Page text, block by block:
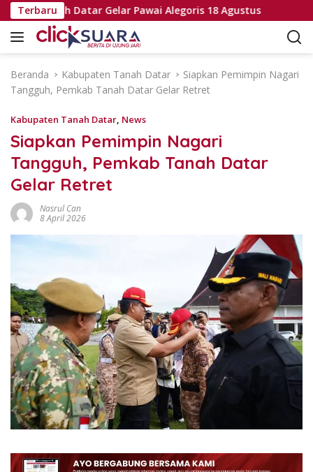
a
Terbaru
Tanah Datar Gelar Pawai Alegoris 18 Agustus
Beranda Kabupaten Tanah Datar
Siapkan Pemimpin Nagari
Tangguh, Pemkab Tanah Datar Gelar Retret
Kabupaten Tanah Datar, News
Siapkan Pemimpin Nagari
Tangguh, Pemkab Tanah Datar
Gelar Retret
Nasrul Can
8 April 2026